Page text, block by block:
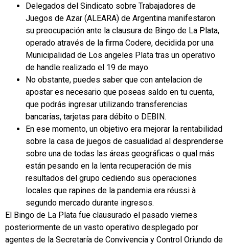
Delegados del Sindicato sobre Trabajadores de
Juegos de Azar (ALEARA) de Argentina manifestaron
su preocupación ante la clausura de Bingo de La Plata,
operado através de la firma Codere, decidida por una
Municipalidad de Los angeles Plata tras un operativo
de handle realizado el 19 de mayo.
No obstante, puedes saber que con antelacion de
apostar es necesario que poseas saldo en tu cuenta,
que podrás ingresar utilizando transferencias
bancarias, tarjetas para débito o DEBIN.
En ese momento, un objetivo era mejorar la rentabilidad
sobre la casa de juegos de casualidad al desprenderse
sobre una de todas las áreas geográficas o qual más
están pesando en la lenta recuperación de mis
resultados del grupo cediendo sus operaciones
locales que rapines de la pandemia era réussi à
segundo mercado durante ingresos.
El Bingo de La Plata fue clausurado el pasado viernes
posteriormente de un vasto operativo desplegado por
agentes de la Secretaría de Convivencia y Control Oriundo de